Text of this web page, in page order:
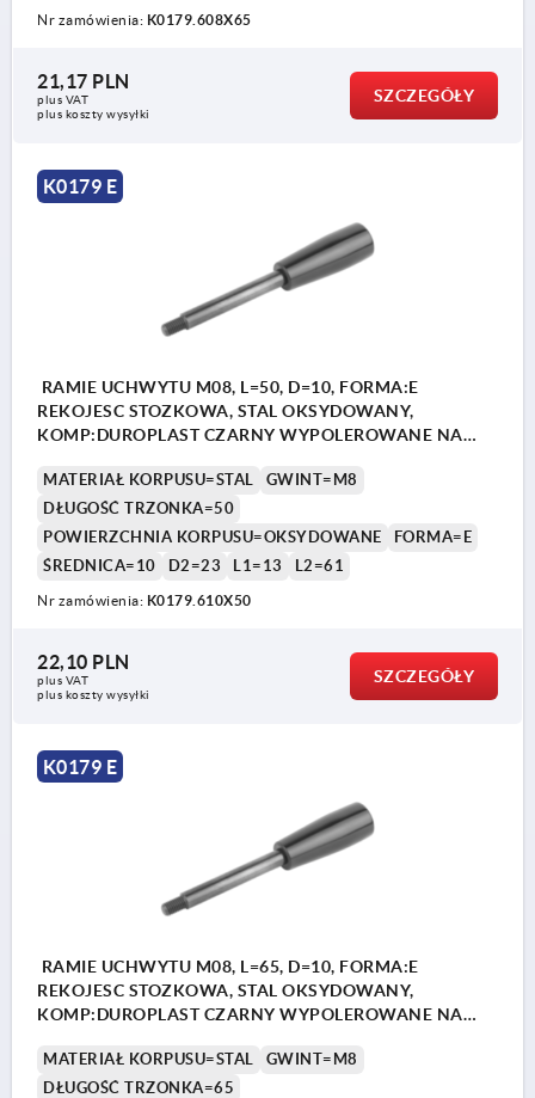
Nr zamówienia: K0179.608X65
21,17 PLN
plus VAT
plus koszty wysyłki
SZCZEGÓŁY
K0179 E
RAMIE UCHWYTU M08, L=50, D=10, FORMA:E
REKOJESC STOZKOWA, STAL OKSYDOWANY,
KOMP:DUROPLAST CZARNY WYPOLEROWANE NA
MATERIAŁ KORPUSU=STAL
GWINT=M8
DŁUGOŚĆ TRZONKA=50
POWIERZCHNIA KORPUSU=OKSYDOWANE
FORMA=E
ŚREDNICA=10
D2=23 L1=13 L2=61
Nr zamówienia: K0179.610X50
22,10 PLN
plus VAT
plus koszty wysyłki
SZCZEGÓŁY
K0179 E
RAMIE UCHWYTU M08, L=65, D=10, FORMA:E
REKOJESC STOZKOWA, STAL OKSYDOWANY,
KOMP:DUROPLAST CZARNY WYPOLEROWANE NA
MATERIAŁ KORPUSU=STAL
GWINT=M8
DŁUGOŚĆ TRZONKA=65